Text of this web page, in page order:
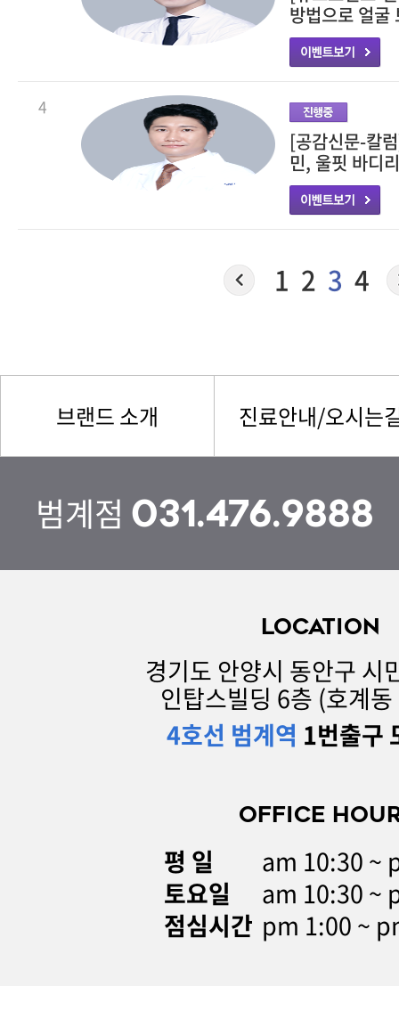
방법으로 얼굴
4
[공감신문-칼
민, 울핏 바디
1 2 3 4
브랜드 소개 진료안내/오시는
범계점 031.476.9888
LOCATION
경기도 안양시 동안구 시
인탑스빌딩 6층 (호계
4호선 범계역 1번출구
OFFICE
평 일
am 10:30 ~
토요일
am 10:30 ~
점심시간 pm 1:00 ~